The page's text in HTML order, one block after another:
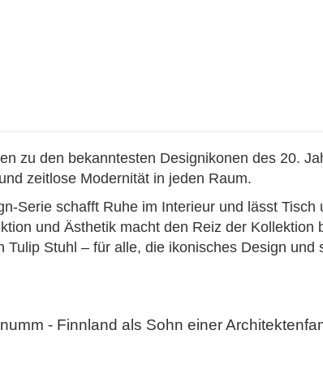
zu den bekanntesten Designikonen des 20.
zeitlose Modernität in jeden Raum.
Serie schafft Ruhe im Interieur und lässt
und Ästhetik macht den Reiz der Kollektion
Stuhl – für alle, die ikonisches Design
- Finnland als Sohn einer